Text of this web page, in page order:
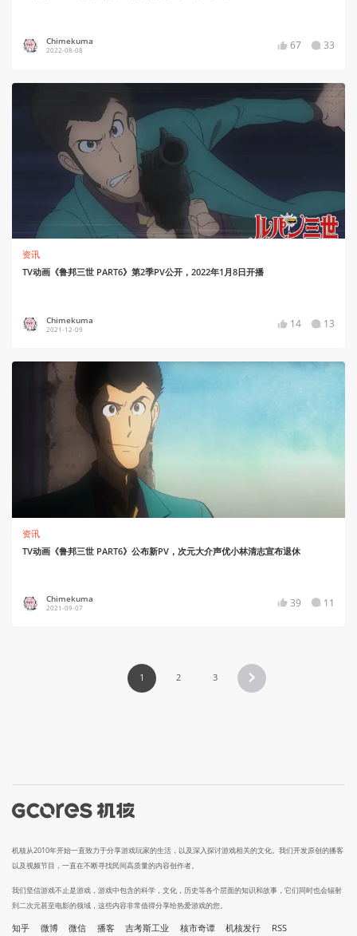
Chimekuma
2022-08-08 67 33
资讯
TV动画《鲁邦三世 PART6》第2季PV公开，2022年1月8日开播
Chimekuma
2021-12-09 14 13
资讯
TV动画《鲁邦三世 PART6》公布新PV，次元大介声优小林清志宣布退休
Chimekuma
2021-09-07 39 11
1 2 3
机核从2010年开始一直致力于分享游戏玩家的生活，以及深入探讨游戏相关的文化。我们开发原创的播客
以及视频节目，一直在不断寻找民间高质量的内容创作者。
我们坚信游戏不止是游戏，游戏中包含的科学，文化，历史等各个层面的知识和故事，它们同时也会辐射
到二次元甚至电影的领域，这些内容非常值得分享给热爱游戏的您。
知乎 微博 微信 播客 吉考斯工业 核市奇谭 机核发行 RSS